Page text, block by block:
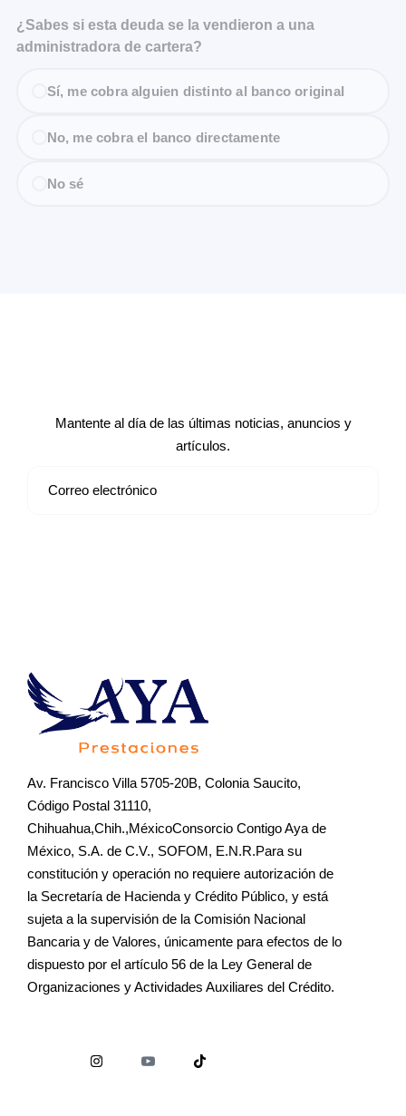
¿Sabes si esta deuda se la vendieron a una
administradora de cartera?
Sí, me cobra alguien distinto al banco original
No, me cobra el banco directamente
No sé
Mantente al día de las últimas noticias, anuncios y
artículos.
Av. Francisco Villa 5705-20B, Colonia Saucito,
Código Postal 31110,
Chihuahua,Chih.,MéxicoConsorcio Contigo Aya de
México, S.A. de C.V., SOFOM, E.N.R.Para su
constitución y operación no requiere autorización de
la Secretaría de Hacienda y Crédito Público, y está
sujeta a la supervisión de la Comisión Nacional
Bancaria y de Valores, únicamente para efectos de lo
dispuesto por el artículo 56 de la Ley General de
Organizaciones y Actividades Auxiliares del Crédito.